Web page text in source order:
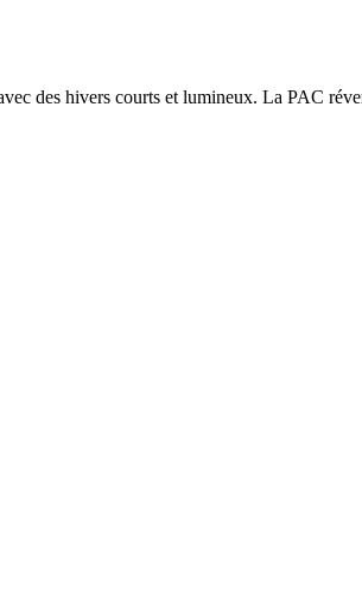
des hivers courts et lumineux. La PAC